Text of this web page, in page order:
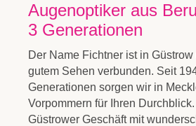
Augenoptiker aus
3 Generationen
Der Name Fichtner ist in
gutem Sehen verbunden. Seit
Generationen sorgen wir in
Vorpommern für Ihren
Güstrower Geschäft mit